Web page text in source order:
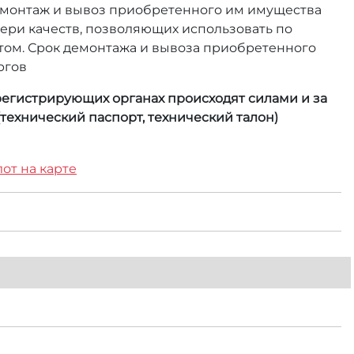
и вывоз приобретенного им имущества
качеств, позволяющих использовать по
Срок демонтажа и вывоза приобретенного
органах происходят силами и за
паспорт, технический талон)
на карте